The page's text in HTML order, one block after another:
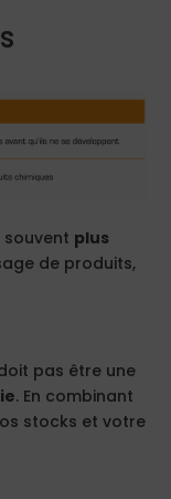
souvent plus
de produits,
pas être une
. En combinant
stocks et votre